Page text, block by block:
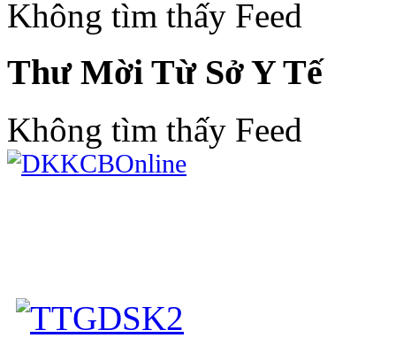
Không tìm thấy Feed
Thư Mời Từ Sở Y Tế
Không tìm thấy Feed